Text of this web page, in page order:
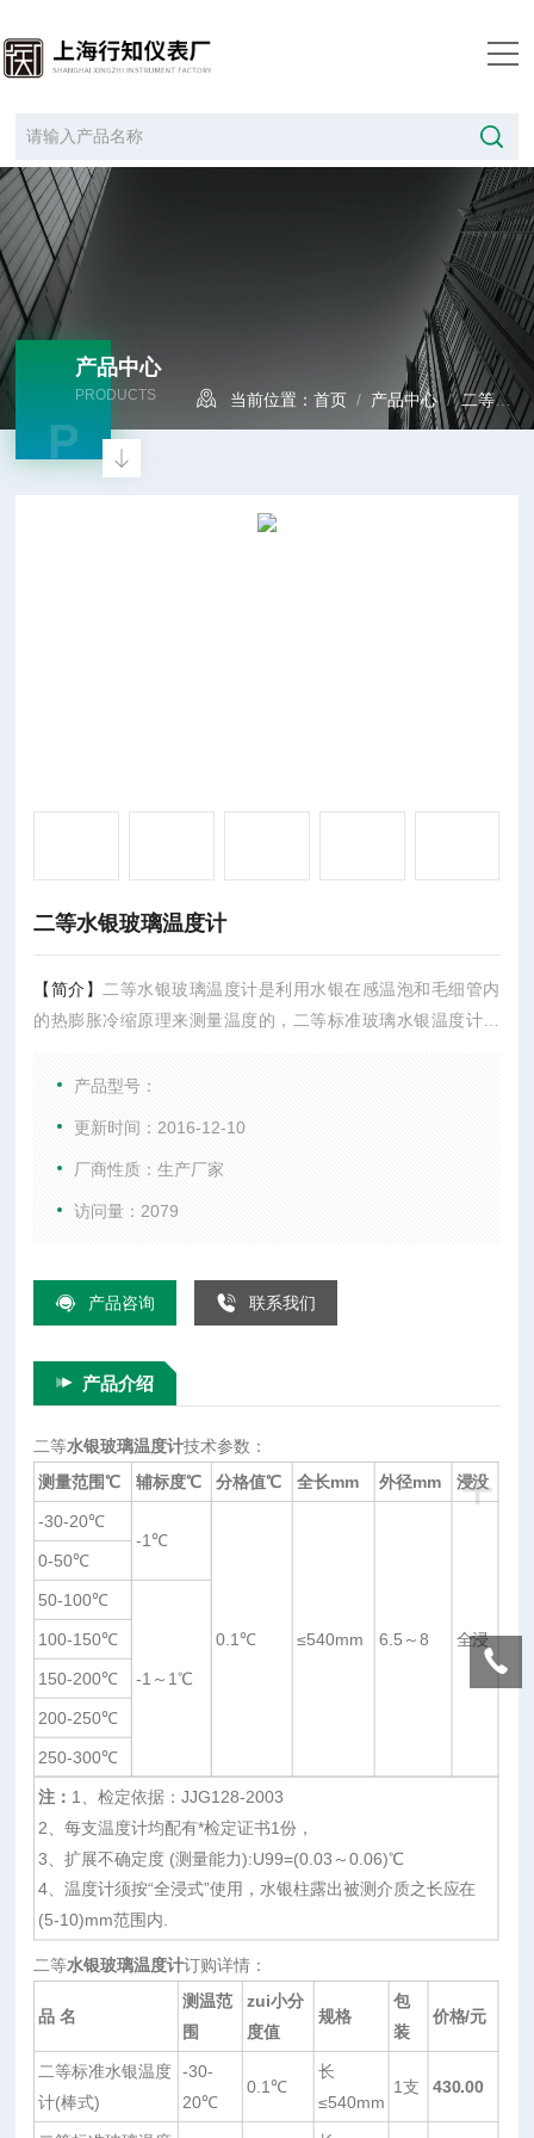
产品中心
PRODUCTS
P
当前位置：首页 / 产品中心/二等标准水银温度计
二等水银玻璃温度计
【简介】 二等水银玻璃温度计是利用水银在感温泡和毛细管内
的热膨胀冷缩原理来测量温度的，二等标准玻璃水银温度计符
误差小等优点。可以用来检测效验其他一切非标温度计的准确
产品型号：
更新时间：2016-12-10
厂商性质：生产厂家
访问量：2079
产品咨询 联系我们
产品介绍
二等水银玻璃温度计技术参数：
+
测量范围℃ 辅标度℃ 分格值℃ 全长mm 外径mm 浸没
-30-20℃
-1℃
0.1℃ ≤540mm 6.5～8 全浸
0-50℃
50-100℃
-1～1℃
100-150℃
150-200℃
200-250℃
250-300℃
注： 1、检定依据：JJG128-2003
2、每支温度计均配有*检定证书1份，
3、扩展不确定度 (测量能力):U99=(0.03～0.06)℃
4、温度计须按“全浸式”使用，水银柱露出被测介质之长应在
(5-10)mm范围内.
二等水银玻璃温度计订购详情：
品 名
测温范
围
zui小分
度值
规格
包
装
价格/元
二等标准水银温度
计(棒式)
-30-
20℃
0.1℃
长
≤540mm
1支 430.00